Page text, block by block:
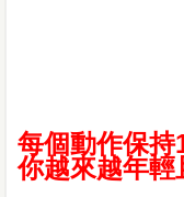
每個動作保持
你越來越年輕